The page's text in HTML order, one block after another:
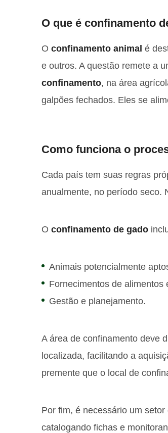
O que é confinamento
O confinamento animal é
e outros. A questão remete a
confinamento, na área
galpões fechados. Eles se
Como funciona o
Cada país tem suas regras
anualmente, no período seco.
O confinamento de gado
Animais potencialmente
Fornecimentos de alimentos
Gestão e planejamento.
A área de confinamento deve
localizada, facilitando a
premente que o local de
Por fim, é necessário um
catalogando fichas e